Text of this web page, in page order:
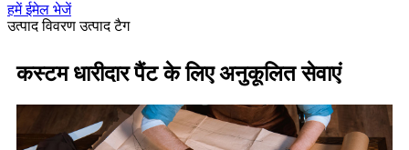
हमें ईमेल भेजें
उत्पाद विवरण उत्पाद टैग
कस्टम धारीदार पैंट के लिए अनुकूलित सेवाएं